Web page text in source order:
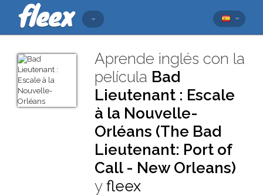
Aprende inglés con la
película Bad
Lieutenant : Escale
à la Nouvelle-
Orléans (The Bad
Lieutenant: Port of
Call - New Orleans)
yfleex